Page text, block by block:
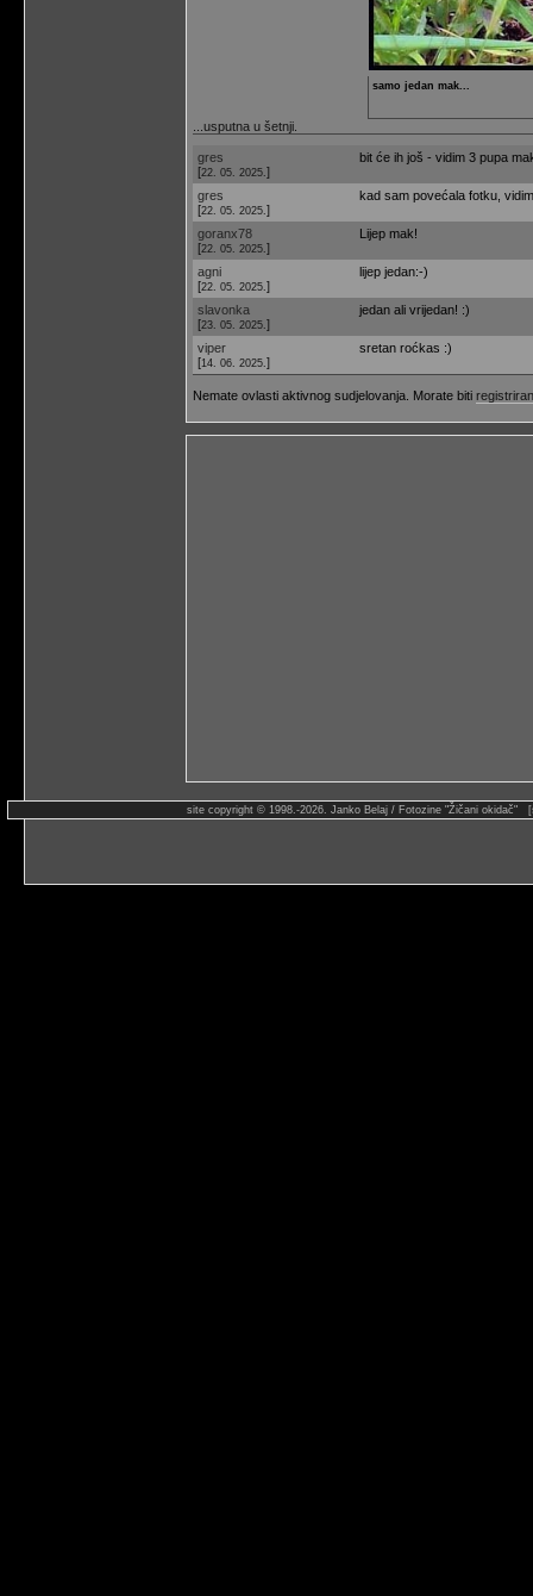
samo jedan mak...
...usputna u šetnji.
gres
[22. 05. 2025. ]
bit će ih još - vidim 3 pupa
gres
[22. 05. 2025. ]
kad sam povećala fotku,
goranx78
[22. 05. 2025. ]
Lijep mak!
agni
[22. 05. 2025. ]
lijep jedan:-)
slavonka
[23. 05. 2025. ]
jedan ali vrijedan! :)
viper
[14. 06. 2025. ]
sretan roćkas :)
Nemate ovlasti aktivnog sudjelovanja. Morate biti
site copyright © 1998.-2026. Janko Belaj / Fotozine "Žičani okidač"